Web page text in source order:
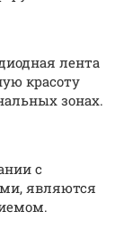
лента
красоту
зонах.
с
являются